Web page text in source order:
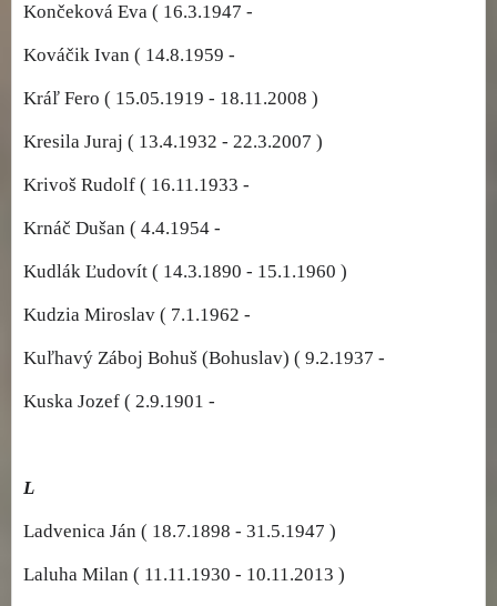
Končeková Eva ( 16.3.1947 -
Kováčik Ivan ( 14.8.1959 -
Kráľ Fero ( 15.05.1919 - 18.11.2008 )
Kresila Juraj ( 13.4.1932 - 22.3.2007 )
Krivoš Rudolf ( 16.11.1933 -
Krnáč Dušan ( 4.4.1954 -
Kudlák Ľudovít ( 14.3.1890 - 15.1.1960 )
Kudzia Miroslav ( 7.1.1962 -
Kuľhavý Záboj Bohuš (Bohuslav) ( 9.2.1937 -
Kuska Jozef ( 2.9.1901 -
L
Ladvenica Ján ( 18.7.1898 - 31.5.1947 )
Laluha Milan ( 11.11.1930 - 10.11.2013 )